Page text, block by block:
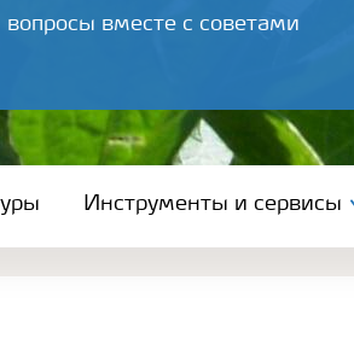
вместе с советами
Инструменты и сервисы